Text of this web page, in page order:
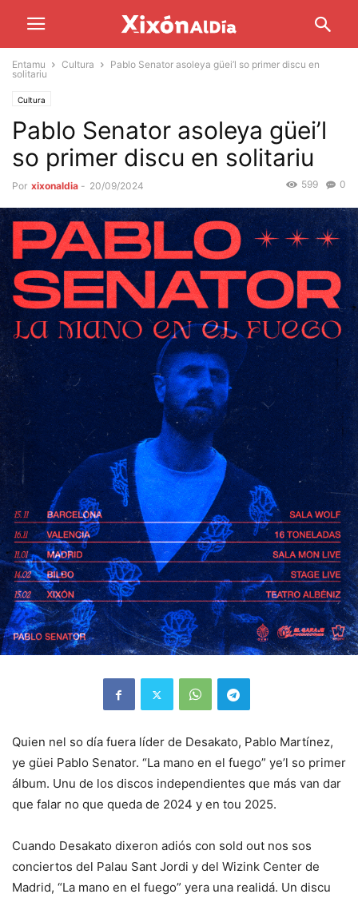
Entamu Cultura
Pablo Senator asoleya güei’l so primer discu en
solitariu
Cultura
Pablo Senator asoleya güei’l
so primer discu en solitariu
Por xixonaldia - 20/09/2024 0
599
Quien nel so día fuera líder de Desakato, Pablo Martínez,
ye güei Pablo Senator. “La mano en el fuego” ye’l so primer
álbum. Unu de los discos independientes que más van dar
que falar no que queda de 2024 y en tou 2025.
Cuando Desakato dixeron adiós con sold out nos sos
conciertos del Palau Sant Jordi y del Wizink Center de
Madrid, “La mano en el fuego” yera una realidá. Un discu